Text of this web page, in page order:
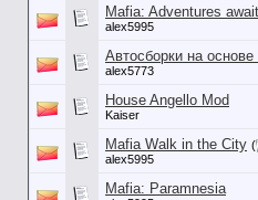
Mafia: Adventures
alex5995
Автосборки на
alex5773
House Angello Mod
Kaiser
Mafia Walk in the City (
alex5995
Mafia: Paramnesia